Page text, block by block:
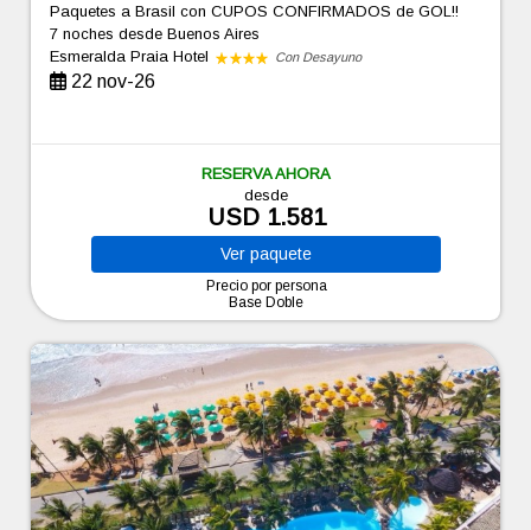
Paquetes a Brasil con CUPOS CONFIRMADOS de GOL!!
7 nochesdesde Buenos Aires
Esmeralda Praia Hotel
Con Desayuno
22 nov-26
RESERVA AHORA
desde
USD 1.581
Ver paquete
Precio por persona
Base Doble